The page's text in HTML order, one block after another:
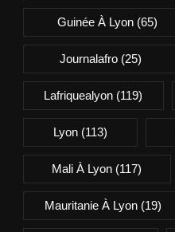
Guinée À Lyon (65)
Journalafro (25)
Lafriquealyon (119)
Lyon(113)
Mali À Lyon (117)
Mauritanie À Lyon(19)